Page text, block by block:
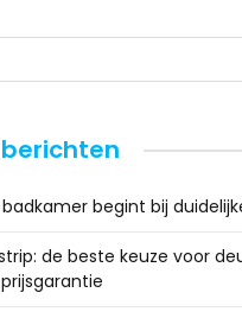
begint bij
de beste keuze voor